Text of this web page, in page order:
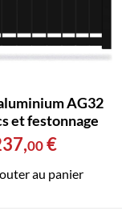
AG32
et festonnage
,00 €
au panier